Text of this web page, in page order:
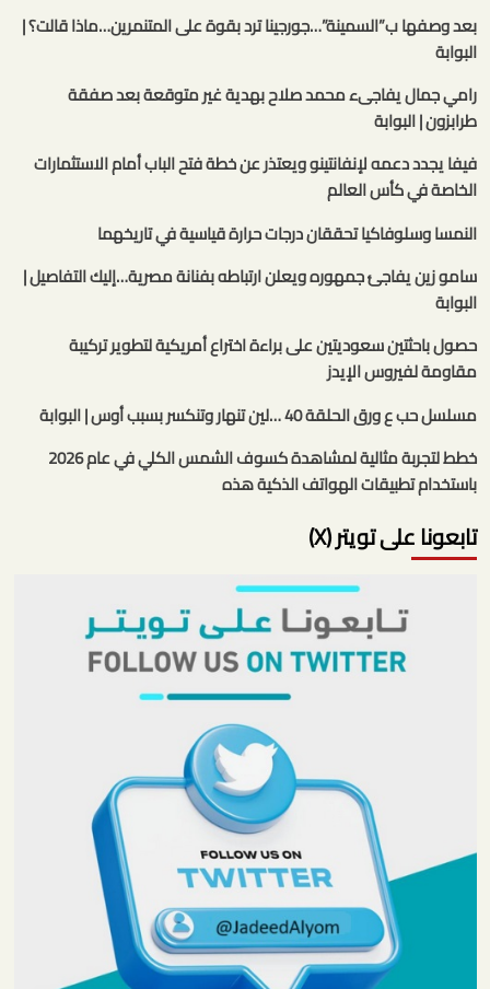
بعد وصفها ب”السمينة”…جورجينا ترد بقوة على المتنمرين…ماذا قالت؟ |
البوابة
رامي جمال يفاجىء محمد صلاح بهدية غير متوقعة بعد صفقة
طرابزون | البوابة
فيفا يجدد دعمه لإنفانتينو ويعتذر عن خطة فتح الباب أمام الاستثمارات
الخاصة في كأس العالم
النمسا وسلوفاكيا تحققان درجات حرارة قياسية في تاريخهما
سامو زين يفاجئ جمهوره ويعلن ارتباطه بفنانة مصرية…إليك التفاصيل |
البوابة
حصول باحثتين سعوديتين على براءة اختراع أمريكية لتطوير تركيبة
مقاومة لفيروس الإيدز
مسلسل حب ع ورق الحلقة 40 …لين تنهار وتنكسر بسبب أوس | البوابة
خطط لتجربة مثالية لمشاهدة كسوف الشمس الكلي في عام 2026
باستخدام تطبيقات الهواتف الذكية هذه
تابعونا على تويتر (X)